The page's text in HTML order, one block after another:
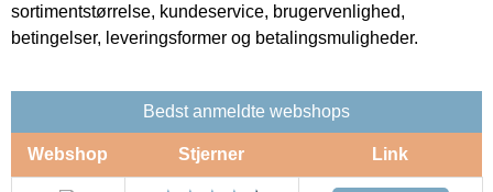
sortimentstørrelse, kundeservice, brugervenlighed,
betingelser, leveringsformer og betalingsmuligheder.
Bedst anmeldte webshops
Webshop Stjerner Link